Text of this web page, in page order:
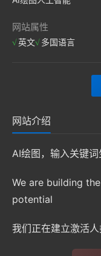
网站属性
英文 多国语言
网站介绍
AI绘图，输入关键词
We are building
potential
我们正在建立激活